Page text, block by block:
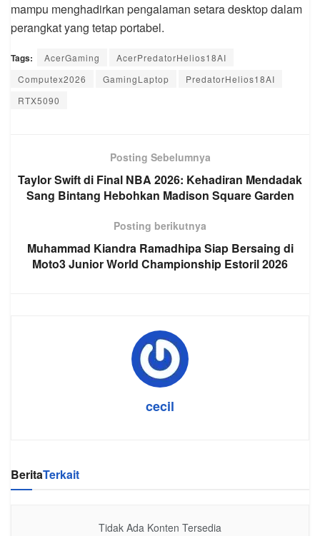
mampu menghadirkan pengalaman setara desktop dalam
perangkat yang tetap portabel.
Tags: AcerGaming
AcerPredatorHelios18AI
Computex2026
GamingLaptop
PredatorHelios18AI
RTX5090
Posting Sebelumnya
Taylor Swift di Final NBA 2026: Kehadiran Mendadak
Sang Bintang Hebohkan Madison Square Garden
Posting berikutnya
Muhammad Kiandra Ramadhipa Siap Bersaing di
Moto3 Junior World Championship Estoril 2026
cecil
BeritaTerkait
Tidak Ada Konten Tersedia